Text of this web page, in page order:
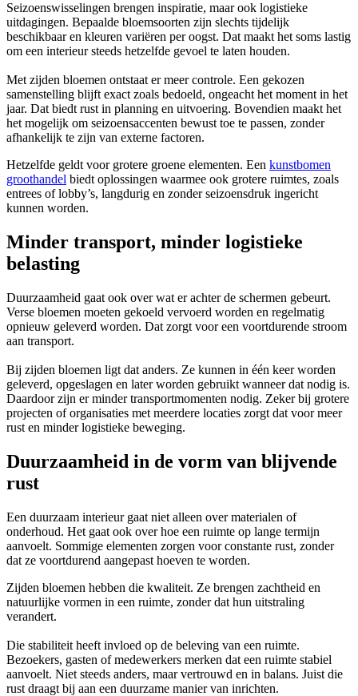
Seizoenswisselingen brengen inspiratie, maar ook logistieke
uitdagingen. Bepaalde bloemsoorten zijn slechts tijdelijk
beschikbaar en kleuren variëren per oogst. Dat maakt het soms lastig
om een interieur steeds hetzelfde gevoel te laten houden.
Met zijden bloemen ontstaat er meer controle. Een gekozen
samenstelling blijft exact zoals bedoeld, ongeacht het moment in het
jaar. Dat biedt rust in planning en uitvoering. Bovendien maakt het
het mogelijk om seizoensaccenten bewust toe te passen, zonder
afhankelijk te zijn van externe factoren.
Hetzelfde geldt voor grotere groene elementen. Een kunstbomen
groothandel biedt oplossingen waarmee ook grotere ruimtes, zoals
entrees of lobby’s, langdurig en zonder seizoensdruk ingericht
kunnen worden.
Minder transport, minder logistieke
belasting
Duurzaamheid gaat ook over wat er achter de schermen gebeurt.
Verse bloemen moeten gekoeld vervoerd worden en regelmatig
opnieuw geleverd worden. Dat zorgt voor een voortdurende stroom
aan transport.
Bij zijden bloemen ligt dat anders. Ze kunnen in één keer worden
geleverd, opgeslagen en later worden gebruikt wanneer dat nodig is.
Daardoor zijn er minder transportmomenten nodig. Zeker bij grotere
projecten of organisaties met meerdere locaties zorgt dat voor meer
rust en minder logistieke beweging.
Duurzaamheid in de vorm van blijvende
rust
Een duurzaam interieur gaat niet alleen over materialen of
onderhoud. Het gaat ook over hoe een ruimte op lange termijn
aanvoelt. Sommige elementen zorgen voor constante rust, zonder
dat ze voortdurend aangepast hoeven te worden.
Zijden bloemen hebben die kwaliteit. Ze brengen zachtheid en
natuurlijke vormen in een ruimte, zonder dat hun uitstraling
verandert.
Die stabiliteit heeft invloed op de beleving van een ruimte.
Bezoekers, gasten of medewerkers merken dat een ruimte stabiel
aanvoelt. Niet steeds anders, maar vertrouwd en in balans. Juist die
rust draagt bij aan een duurzame manier van inrichten.